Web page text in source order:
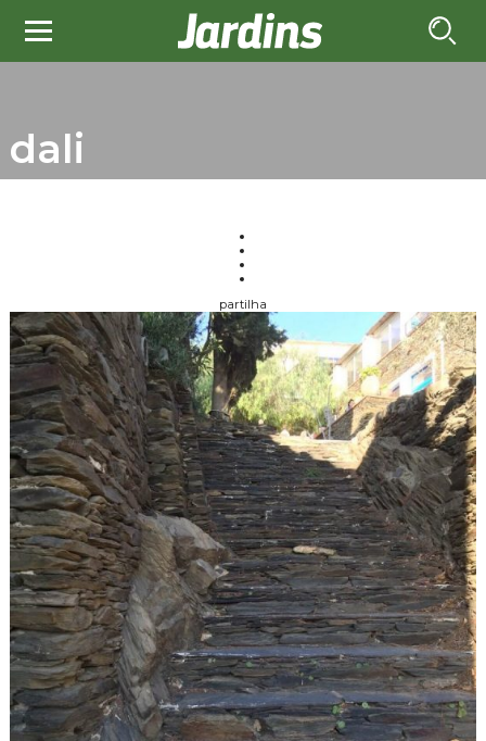
dali
partilha